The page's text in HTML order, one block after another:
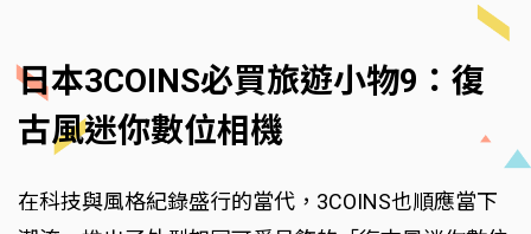
日本3COINS必買旅遊小物9：復
古風迷你數位相機
在科技與風格紀錄盛行的當代，3COINS也順應當下